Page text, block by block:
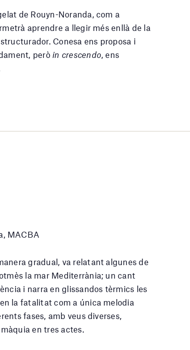
de Rouyn-Noranda, com a
aprendre a llegir més enllà de la
Conesa ens proposa i
però in crescendo, ens
MACBA
gradual, va relatant algunes de
la mar Mediterrània; un cant
i narra en glissandos tèrmics les
la fatalitat com a única melodia
fases, amb veus diverses,
en tres actes.